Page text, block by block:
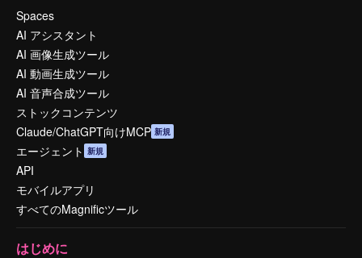
Spaces
AI アシスタント
AI 画像生成ツール
AI 動画生成ツール
AI 音声合成ツール
ストックコンテンツ
Claude/ChatGPT向けMCP 新規
エージェント 新規
API
モバイルアプリ
すべてのMagnificツール
はじめに